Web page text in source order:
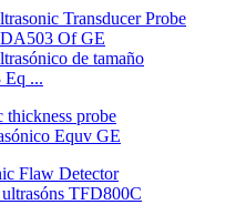
de tamaño
Eq ...
Equv GE
TFD800C